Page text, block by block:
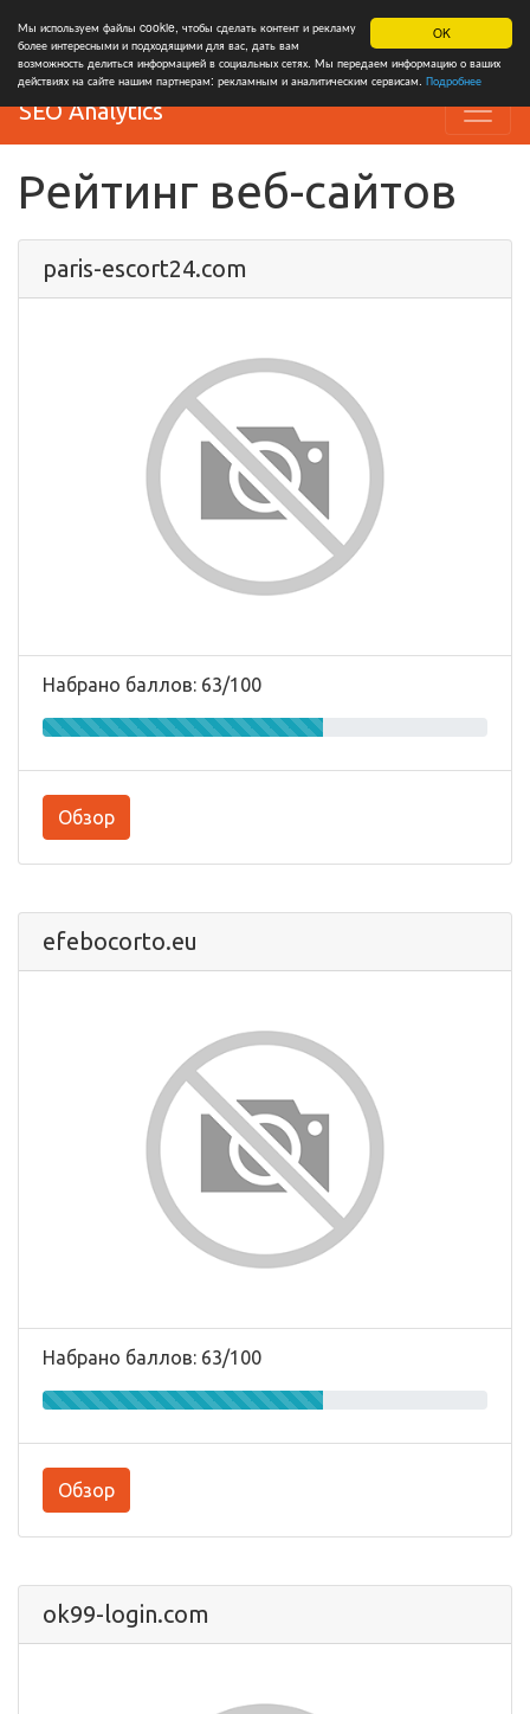
OK
Мы используем файлы cookie, чтобы сделать контент и рекламу
более интересными и подходящими для вас, дать вам
возможность делиться информацией в социальных сетях. Мы передаем информацию о ваших
действиях на сайте нашим партнерам: рекламным и аналитическим сервисам. Подробнее
SEO Analytics
Рейтинг веб-сайтов
paris-escort24.com
Набрано баллов: 63/100
Обзор
efebocorto.eu
Набрано баллов: 63/100
Обзор
ok99-login.com